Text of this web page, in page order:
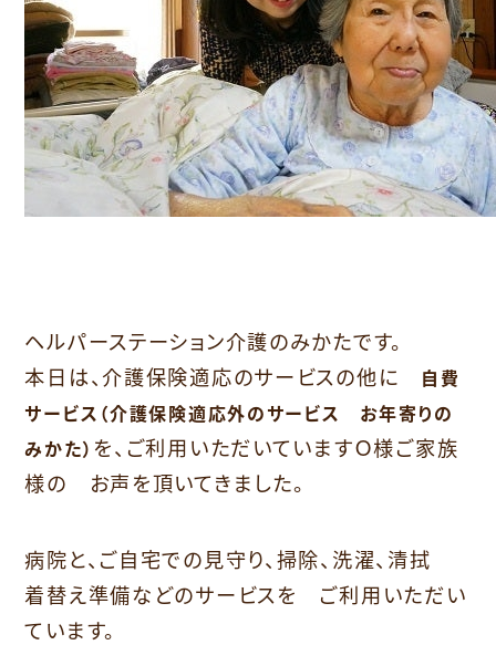
ヘルパーステーション介護のみかたです。
本日は、介護保険適応のサービスの他に
自費
サービス（介護保険適応外のサービス お年寄りの
みかた） を、ご利用いただいていますＯ様ご家族
様の お声を頂いてきました。
病院と、ご自宅での見守り、掃除、洗濯、清拭
着替え準備などのサービスを ご利用いただい
ています。